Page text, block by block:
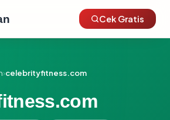
Cek Gratis
›celebrityfitness.com